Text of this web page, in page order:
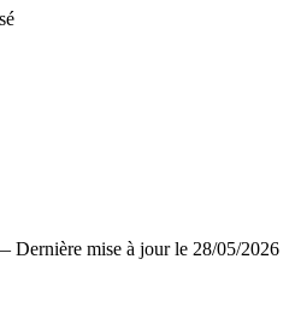
Dernière mise à jour le 28/05/2026